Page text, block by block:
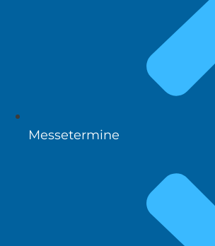
Messetermine